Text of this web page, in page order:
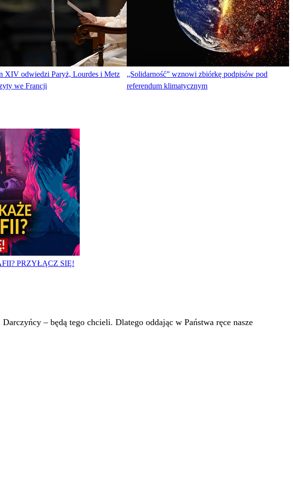
XIV odwiedzi Paryż, Lourdes i Metz
we Francji
„Solidarność” wznowi zbiórkę podpisów pod
referendum klimatycznym
PRZYŁĄCZ SIĘ!
– będą tego chcieli. Dlatego oddając w Państwa ręce nasze